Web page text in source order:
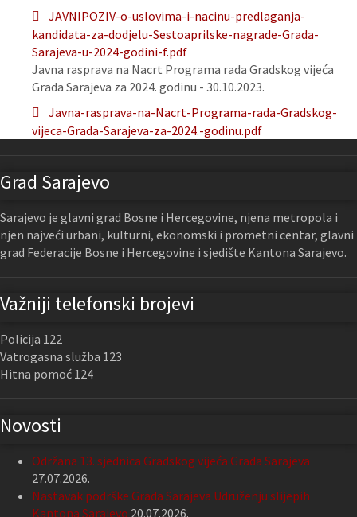
JAVNIPOZIV-o-uslovima-i-nacinu-predlaganja-
kandidata-za-dodjelu-Sestoaprilske-nagrade-Grada-
Sarajeva-u-2024-godini-f.pdf
Javna rasprava na Nacrt Programa rada Gradskog vijeća
Grada Sarajeva za 2024. godinu - 30.10.2023.
Javna-rasprava-na-Nacrt-Programa-rada-Gradskog-
vijeca-Grada-Sarajeva-za-2024.-godinu.pdf
Grad Sarajevo
Sarajevo je glavni grad Bosne i Hercegovine, njena metropola i
njen najveći urbani, kulturni, ekonomski i prometni centar, glavni
grad Federacije Bosne i Hercegovine i sjedište Kantona Sarajevo.
Važniji telefonski brojevi
Policija 122
Vatrogasna služba 123
Hitna pomoć 124
Novosti
Održana 13. sjednica Gradskog vijeća Grada Sarajeva
27.07.2026.
Nastavak podrške Grada Sarajeva Udruženju slijepih
Kantona Sarajevo 20.07.2026.